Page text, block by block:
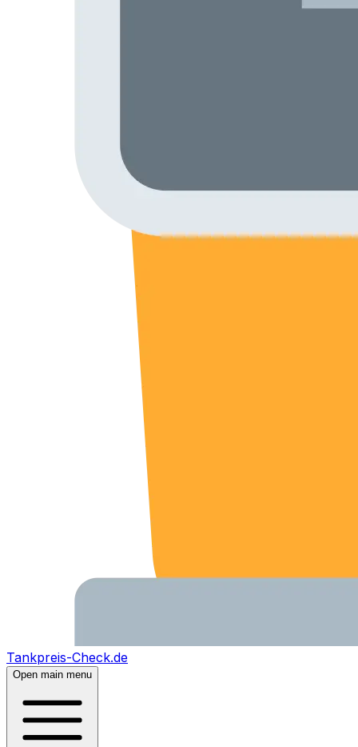
Tankpreis-Check.de
Open main menu